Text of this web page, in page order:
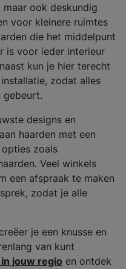
ook deskundig
voor kleinere ruimtes
die het middelpunt
is voor ieder interieur
kun je hier terecht
zodat alles
gebeurt.
designs en
haarden met een
zoals
Veel winkels
een afspraak te maken
zodat je alle
je een knusse en
van kunt
jouw regio en ontdek